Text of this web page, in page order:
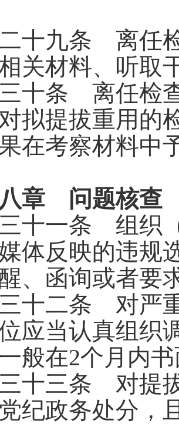
九条 离任检
关材料、听取
条 离任检查
拟提拔重用的
在考察材料中
问题核查
一条 组织（
体反映的违规
、函询或者要
二条 对严重
应当认真组织
般在2个月内
三条 对提拔
纪政务处分，